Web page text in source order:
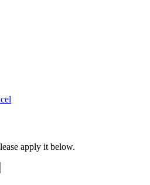
apply it below.